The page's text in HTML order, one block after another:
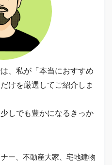
、私が「本当におすすめ
けを厳選してご紹介しま
しでも豊かになるきっか
ー、不動産大家、宅地建物